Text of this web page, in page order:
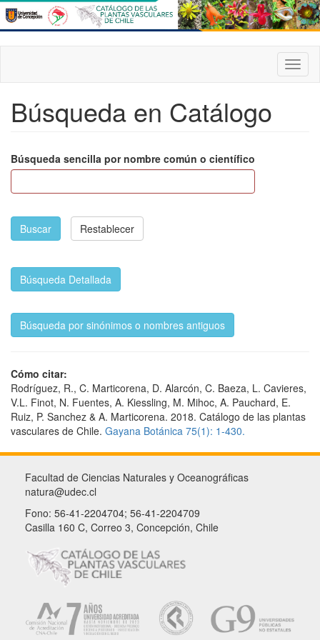
Pasar
al
contenido
principal
Búsqueda en Catálogo
Búsqueda sencilla por nombre común o científico
Buscar Restablecer
Búsqueda Detallada
Búsqueda por sinónimos o nombres antiguos
Cómo citar:
Rodríguez, R., C. Marticorena, D. Alarcón, C. Baeza, L. Cavieres,
V.L. Finot, N. Fuentes, A. Kiessling, M. Mihoc, A. Pauchard, E.
Ruiz, P. Sanchez & A. Marticorena. 2018. Catálogo de las plantas
vasculares de Chile. Gayana Botánica 75(1): 1-430.
Facultad de Ciencias Naturales y Oceanográficas
natura@udec.cl
Fono: 56-41-2204704; 56-41-2204709
Casilla 160 C, Correo 3, Concepción, Chile